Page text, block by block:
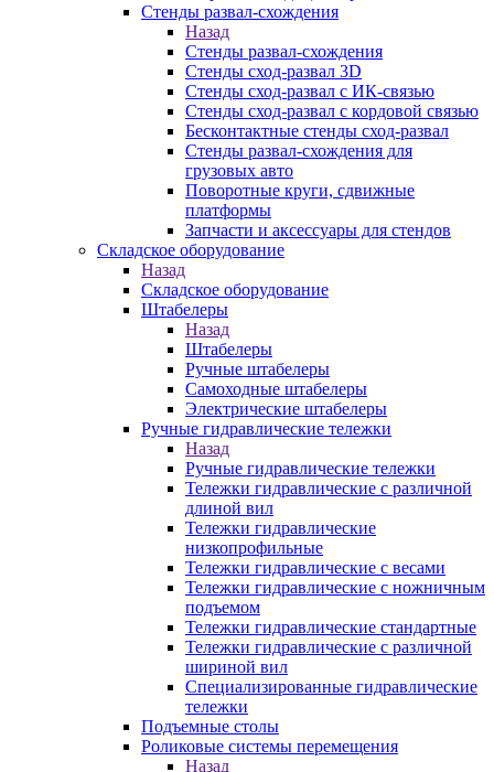
Стенды развал-схождения
Назад
Стенды развал-схождения
Стенды сход-развал 3D
Стенды сход-развал с ИК-связью
Стенды сход-развал с кордовой связью
Бесконтактные стенды сход-развал
Стенды развал-схождения для
грузовых авто
Поворотные круги, сдвижные
платформы
Запчасти и аксессуары для стендов
Складское оборудование
Назад
Складское оборудование
Штабелеры
Назад
Штабелеры
Ручные штабелеры
Самоходные штабелеры
Электрические штабелеры
Ручные гидравлические тележки
Назад
Ручные гидравлические тележки
Тележки гидравлические с различной
длиной вил
Тележки гидравлические
низкопрофильные
Тележки гидравлические с весами
Тележки гидравлические с ножничным
подъемом
Тележки гидравлические стандартные
Тележки гидравлические с различной
шириной вил
Специализированные гидравлические
тележки
Подъемные столы
Роликовые системы перемещения
Назад